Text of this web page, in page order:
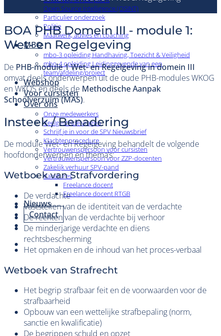
Open Source Intelligence (OSINT)
Particulier onderzoek
Politie
Maatwerk, advies en coaching
MBO
mbo-3 opleiding Handhaving, Toezicht & Veiligheid
mbo-4 opleiding Leidinggevende van een
team/afdeling/project
Webshop
Voor cursisten
Over ons
Onze medewerkers
Veelgestelde vragen
Schrijf je in voor de SPV Nieuwsbrief
Klachtenprocedure
Vertrouwenspersoon voor cursisten
Vertrouwenspersoon voor ZZP-docenten
Zakelijk verhuur SPV-pand
Vacatures
Freelance docent
Freelance docent RTGB
Nieuws
Contact
BOA PHB Domein III - module 1:
Wet- en Regelgeving
De PHB-module 1 Wet- en Regelgeving in domein III
omvat deels onderwerpen uit de oude PHB-modules WKOG
en WKOS en deels de Methodische Aanpak
Schoolverzuim (MAS).
Insteek / Benadering
De module Wet- en Regelgeving behandelt de volgende
hoofdonderwerpen en thema’s:
Wetboek van Strafvordering
De verdachte
Vaststellen van de identiteit van de verdachte
De rechten van de verdachte bij verhoor
De minderjarige verdachte en diens
rechtsbescherming
Het opmaken en de inhoud van het proces-verbaal
Wetboek van Strafrecht
Het begrip strafbaar feit en de voorwaarden voor de
strafbaarheid
Opbouw van een wettelijke strafbepaling (norm,
sanctie en kwalificatie)
De begrippen schuld en opzet